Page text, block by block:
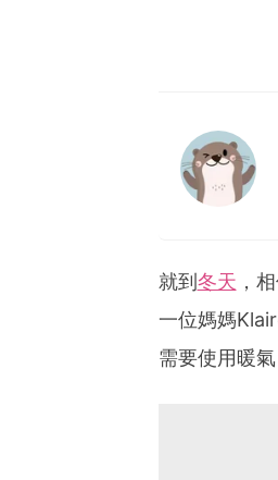
就到 冬天 ，
一位媽媽
需要使用暖